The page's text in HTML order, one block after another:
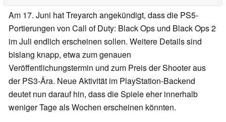
Am 17. Juni hat Treyarch angekündigt, dass die PS5-
Portierungen von Call of Duty: Black Ops und Black Ops 2
im Juli endlich erscheinen sollen. Weitere Details sind
bislang knapp, etwa zum genauen
Veröffentlichungstermin und zum Preis der Shooter aus
der PS3-Ära. Neue Aktivität im PlayStation-Backend
deutet nun darauf hin, dass die Spiele eher innerhalb
weniger Tage als Wochen erscheinen könnten.